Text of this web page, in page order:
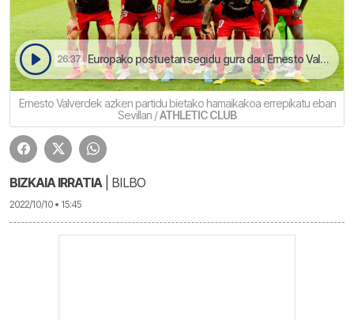
26:37 Europako postuetan segidu gura dau Ernesto Valverderen taldeak | Jokoan
Ernesto Valverdek azken partidu bietako hamaikakoa errepikatu eban
Sevillan /ATHLETIC CLUB
BIZKAIA IRRATIA| BILBO
2022/10/10 • 15:45